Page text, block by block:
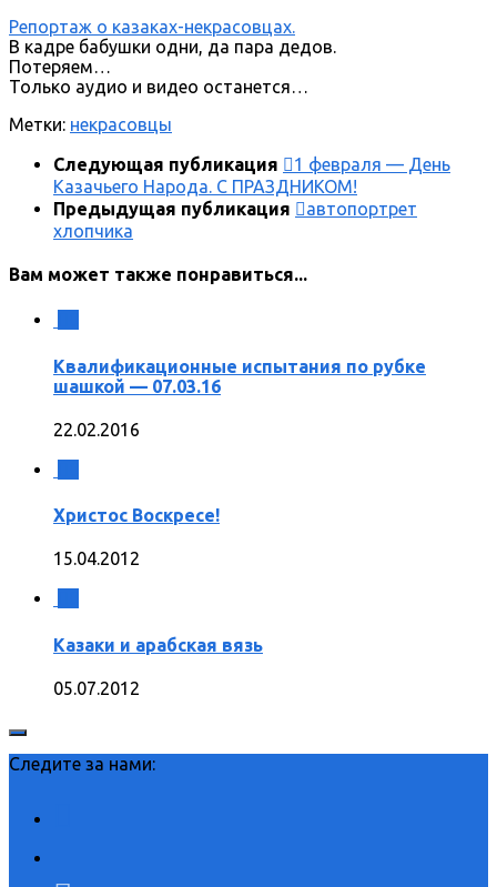
Репортаж о казаках-некрасовцах.
В кадре бабушки одни, да пара дедов.
Потеряем…
Только аудио и видео останется…
Метки: некрасовцы
Следующая публикация
1 февраля — День
Казачьего Народа. С ПРАЗДНИКОМ!
Предыдущая публикация
автопортрет
хлопчика
Вам может также понравиться...
Квалификационные испытания по рубке
шашкой — 07.03.16
22.02.2016
Христос Воскресе!
15.04.2012
Казаки и арабская вязь
05.07.2012
Следите за нами: